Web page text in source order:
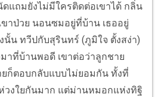
แถมยังไม่มีใครติดต่อเขาได้ กลิ่น
าป่วย นอนซมอยู่ที่บ้าน เธออยู่
นั้น ทวีปกับสุรินทร์ (ภูมิใจ ตั้งสง่า)
าที่บ้านพอดี เขาต่อว่าลูกชาย
ก็ตอบกลับแบบไม่ยอมกัน ทั้งที่
วงใยกันมาก แต่ม่านหมอกแห่งทิฐิ